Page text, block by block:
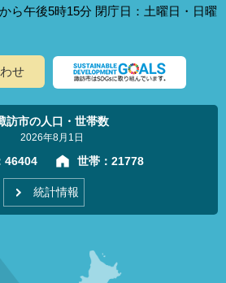
ら午後5時15分 閉庁日：土曜日・日曜
せ
訪市の人口・世帯数
2026年8月1日
46404 世帯： 21778
統計情報